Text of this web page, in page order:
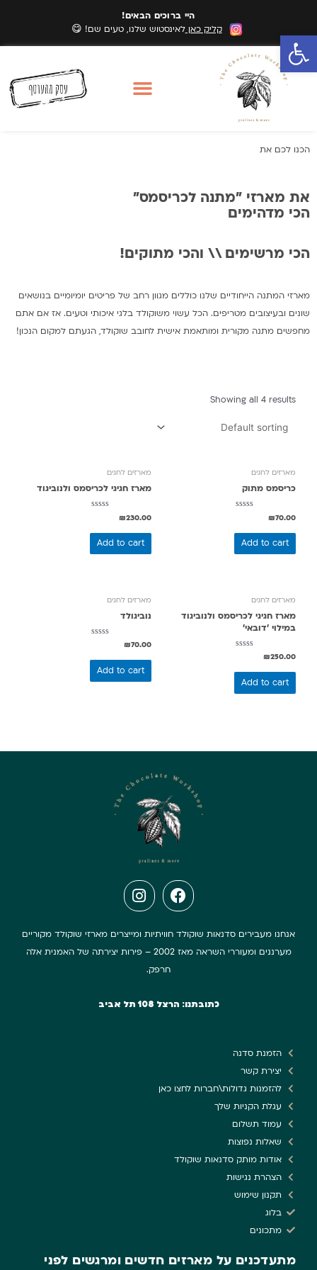
פתח סרגל נגישות
היי ברוכים הבאים!
קליק כאןלאינסטוש שלנו, טעים שם! 😋
הכנו לכם את
את מארזי "מתנה לכריסמס"
הכי מדהימים
הכי מרשימים \\ והכי מתוקים!
מארזי המתנה הייחודיים שלנו כוללים מגוון רחב של פריטים יומיומיים בנושאים
שונים ובעיצובים מטריפים. הכל עשוי משוקולד בלגי איכותי וטעים. אז אם אתם
מחפשים מתנה מקורית ומותאמת אישית לחובב שוקולד, הגעתם למקום הנכון!
Showing all 4 results
מארזים לחגים
כריסמס מתוק
out
of
5
₪70.00
Add to cart
מארזים לחגים
מארז חגיגי לכריסמס ולנוביגוד
out
of
5
₪230.00
Add to cart
מארזים לחגים
מארז חגיגי לכריסמס ולנוביגוד
במילוי ׳דובאי׳
out
of
5
₪250.00
Add to cart
מארזים לחגים
נוביגולד
out
of
5
₪70.00
Add to cart
אנחנו מעבירים סדנאות שוקולד חוויתיות ומייצרים מארזי שוקולד מקוריים
מערננים ומעוררי השראה מאז 2002 – פירות יצירתה של האמנית אלה
חרפק.
כתובתנו: הרצל 108 תל אביב
הזמנת סדנה
יצירת קשר
להזמנות גדולות\חברות לחצו כאן
עגלת הקניות שלך
עמוד תשלום
שאלות נפוצות
אודות מותק סדנאות שוקולד
הצהרת נגישות
תקנון שימוש
בלוג
מתכונים
מתעדכנים על מארזים חדשים ומרגשים לפני